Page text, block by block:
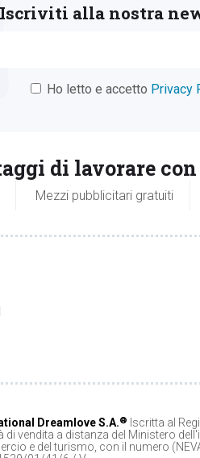
Iscriviti alla nostra
Ho letto e accetto Privacy
di lavorare
Mezzi pubblicitari gratuiti
Dreamlove S.A.® Iscritta al
di vendita a distanza del Ministero
e del turismo, con il numero